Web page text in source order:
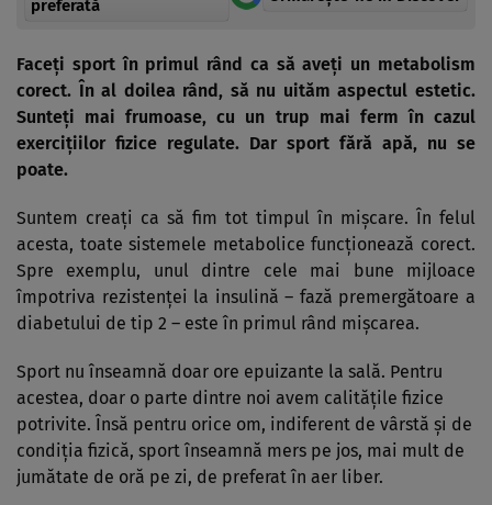
preferată
Faceţi sport în primul rând ca să aveţi un metabolism
corect. În al doilea rând, să nu uităm aspectul estetic.
Sunteţi mai frumoase, cu un trup mai ferm în cazul
exerciţiilor fizice regulate. Dar sport fără apă, nu se
poate.
Suntem creaţi ca să fim tot timpul în mişcare. În felul
acesta, toate sistemele metabolice funcţionează corect.
Spre exemplu, unul dintre cele mai bune mijloace
împotriva rezistenţei la insulină – fază premergătoare a
diabetului de tip 2 – este în primul rând mişcarea.
Sport nu înseamnă doar ore epuizante la sală. Pentru
acestea, doar o parte dintre noi avem calităţile fizice
potrivite. Însă pentru orice om, indiferent de vârstă şi de
condiţia fizică, sport înseamnă mers pe jos, mai mult de
jumătate de oră pe zi, de preferat în aer liber.